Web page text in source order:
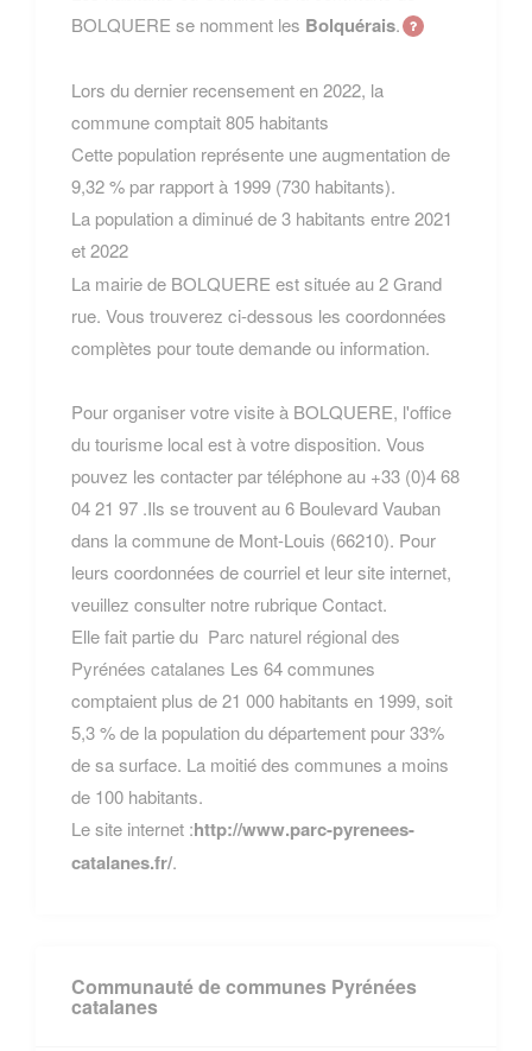
BOLQUERE se nomment les Bolquérais.
Lors du dernier recensement en 2022, la
commune comptait 805 habitants
Cette population représente une augmentation de
9,32 % par rapport à 1999 (730 habitants).
La population a diminué de 3 habitants entre 2021
et 2022
La mairie de BOLQUERE est située au 2 Grand
rue. Vous trouverez ci-dessous les coordonnées
complètes pour toute demande ou information.
Pour organiser votre visite à BOLQUERE, l'office
du tourisme local est à votre disposition. Vous
pouvez les contacter par téléphone au +33 (0)4 68
04 21 97 .Ils se trouvent au 6 Boulevard Vauban
dans la commune de Mont-Louis (66210). Pour
leurs coordonnées de courriel et leur site internet,
veuillez consulter notre rubrique Contact.
Elle fait partie du Parc naturel régional des
Pyrénées catalanes Les 64 communes
comptaient plus de 21 000 habitants en 1999, soit
5,3 % de la population du département pour 33%
de sa surface. La moitié des communes a moins
de 100 habitants.
Le site internet :http://www.parc-pyrenees-
catalanes.fr/.
Communauté de communes Pyrénées
catalanes